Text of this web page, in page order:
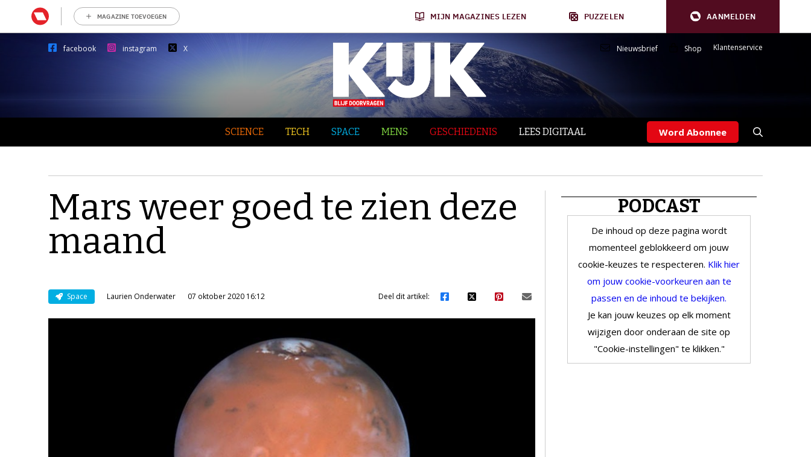
MAGAZINE TOEVOEGEN MIJN MAGAZINES LEZEN PUZZELEN AANMELDEN
facebook instagram X Nieuwsbrief Shop Klantenservice
SCIENCE TECH SPACE MENS GESCHIEDENIS LEES DIGITAAL Word Abonnee
Mars weer goed te zien deze
maand
Space Laurien Onderwater 07 oktober 2020 16:12 Deel dit artikel:
PODCAST
De inhoud op deze pagina wordt
momenteel geblokkeerd om jouw
cookie-keuzes te respecteren. Klik hier
om jouw cookie-voorkeuren aan te
passen en de inhoud te bekijken.
Je kan jouw keuzes op elk moment
wijzigen door onderaan de site op
"Cookie-instellingen" te klikken."